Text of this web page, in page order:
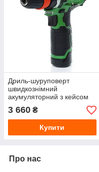
Дриль-шуруповерт
швидкознімний
акумуляторний з кейсом
APRO 12DC (895004) 30
Нм, 2×12В 1.5А·год, ЗУ
3 660 ₴
Купити
Про нас